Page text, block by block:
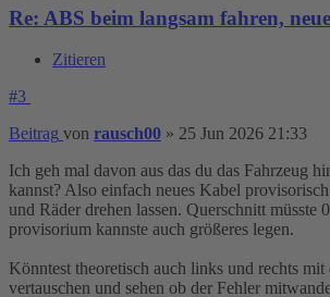
Re: ABS beim langsam fahren,
Zitieren
#3
Beitrag von rausch00 » 25 Jun 2026 21:33
Ich geh mal davon aus das du das Fahrzeug
kannst? Also einfach neues Kabel
und Räder drehen lassen. Querschnitt müsste
provisorium kannste auch größeres legen.
Könntest theoretisch auch links und rechts
vertauschen und sehen ob der Fehler